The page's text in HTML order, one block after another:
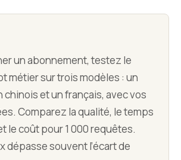
un abonnement, testez le
métier sur trois modèles : un
chinois et un français, avec vos
Comparez la qualité, le temps
le coût pour 1 000 requêtes.
dépasse souvent l’écart de